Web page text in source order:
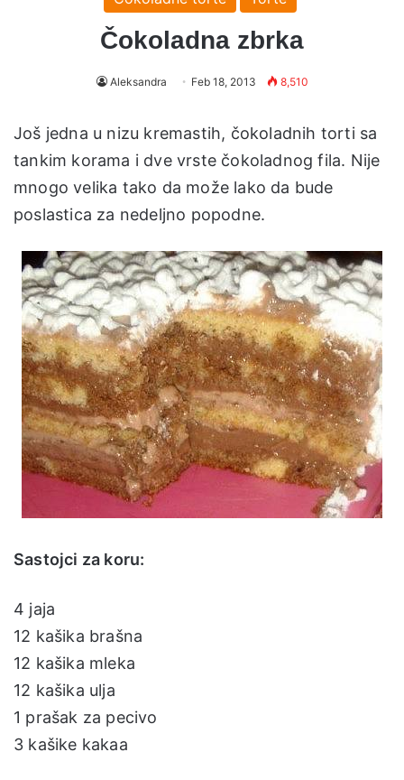
Čokoladna zbrka
Aleksandra Feb 18, 2013 8,510
Još jedna u nizu kremastih, čokoladnih torti sa
tankim korama i dve vrste čokoladnog fila. Nije
mnogo velika tako da može lako da bude
poslastica za nedeljno popodne.
Sastojci za koru:
4 jaja
12 kašika brašna
12 kašika mleka
12 kašika ulja
1 prašak za pecivo
3 kašike kakaa